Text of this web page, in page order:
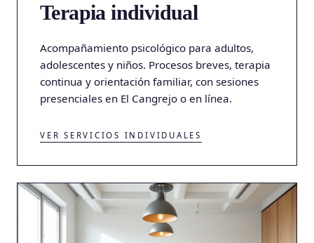
Terapia individual
Acompañamiento psicológico para adultos,
adolescentes y niños. Procesos breves, terapia
continua y orientación familiar, con sesiones
presenciales en El Cangrejo o en línea.
VER SERVICIOS INDIVIDUALES